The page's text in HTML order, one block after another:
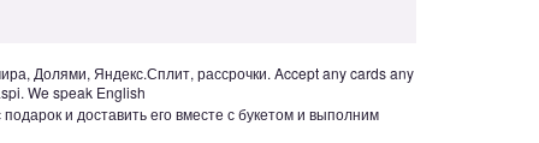
Долями, Яндекс.Сплит, рассрочки. Accept any cards any
We speak English
подарок и доставить его вместе с букетом и выполним